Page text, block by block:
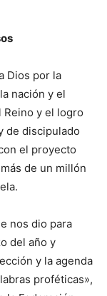
Dios por la
nación y el
Reino y el logro
de discipulado
el proyecto
de un millón
nos dio para
del año y
y la agenda
proféticas»,